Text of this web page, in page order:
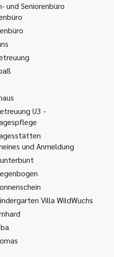
und Seniorenbüro
U3 -
und Anmeldung
Villa WildWuchs